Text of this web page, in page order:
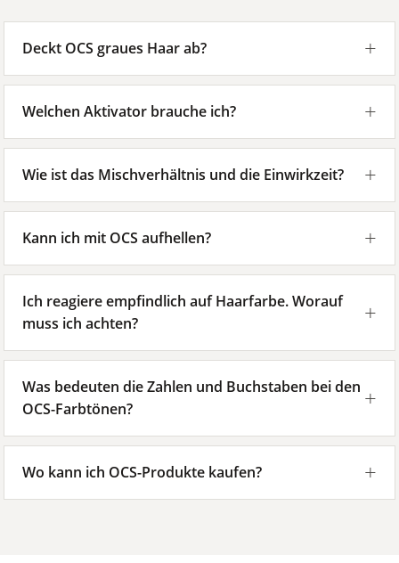
Deckt OCS graues Haar ab?
Welchen Aktivator brauche ich?
Wie ist das Mischverhältnis und die Einwirkzeit?
Kann ich mit OCS aufhellen?
Ich reagiere empfindlich auf Haarfarbe. Worauf
muss ich achten?
Was bedeuten die Zahlen und Buchstaben bei den
OCS-Farbtönen?
Wo kann ich OCS-Produkte kaufen?